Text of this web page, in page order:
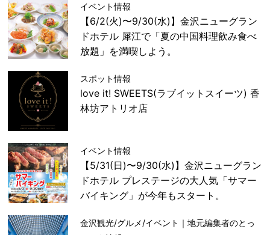
イベント情報
【6/2(火)〜9/30(水)】金沢ニューグラン
ドホテル 犀江で「夏の中国料理飲み食べ
放題」を満喫しよう。
スポット情報
love it! SWEETS(ラブイットスイーツ) 香
林坊アトリオ店
イベント情報
【5/31(日)〜9/30(水)】金沢ニューグラン
ドホテル プレステージの大人気「サマー
バイキング」が今年もスタート。
金沢観光/グルメ/イベント｜地元編集者のとっ